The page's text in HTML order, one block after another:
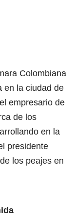
Colombiana
en la ciudad de
empresario de
de los
en la
presidente
los peajes en